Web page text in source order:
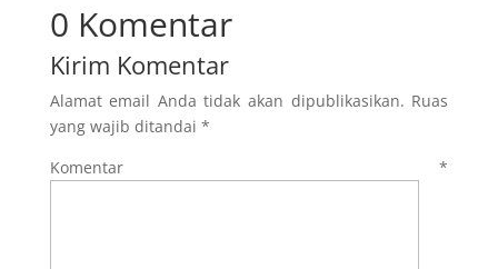
0 Komentar
Kirim Komentar
Alamat email Anda tidak akan dipublikasikan. Ruas
yang wajib ditandai *
Komentar*